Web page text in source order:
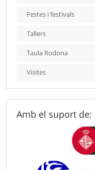
Festes i festivals
Tallers
Taula Rodona
Visites
Amb el suport de: